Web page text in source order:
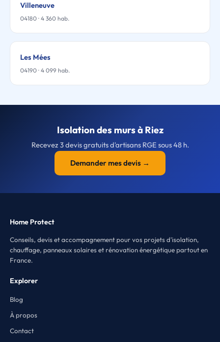
Villeneuve
04180 · 4 360 hab.
Les Mées
04190 · 4 099 hab.
Isolation des murs à Riez
Recevez 3 devis gratuits d'artisans RGE sous 48 h.
Demander mes devis →
Home Protect
Conseils, devis et accompagnement pour vos projets d'isolation,
chauffage, panneaux solaires et rénovation énergétique partout en
France.
Explorer
Blog
À propos
Contact